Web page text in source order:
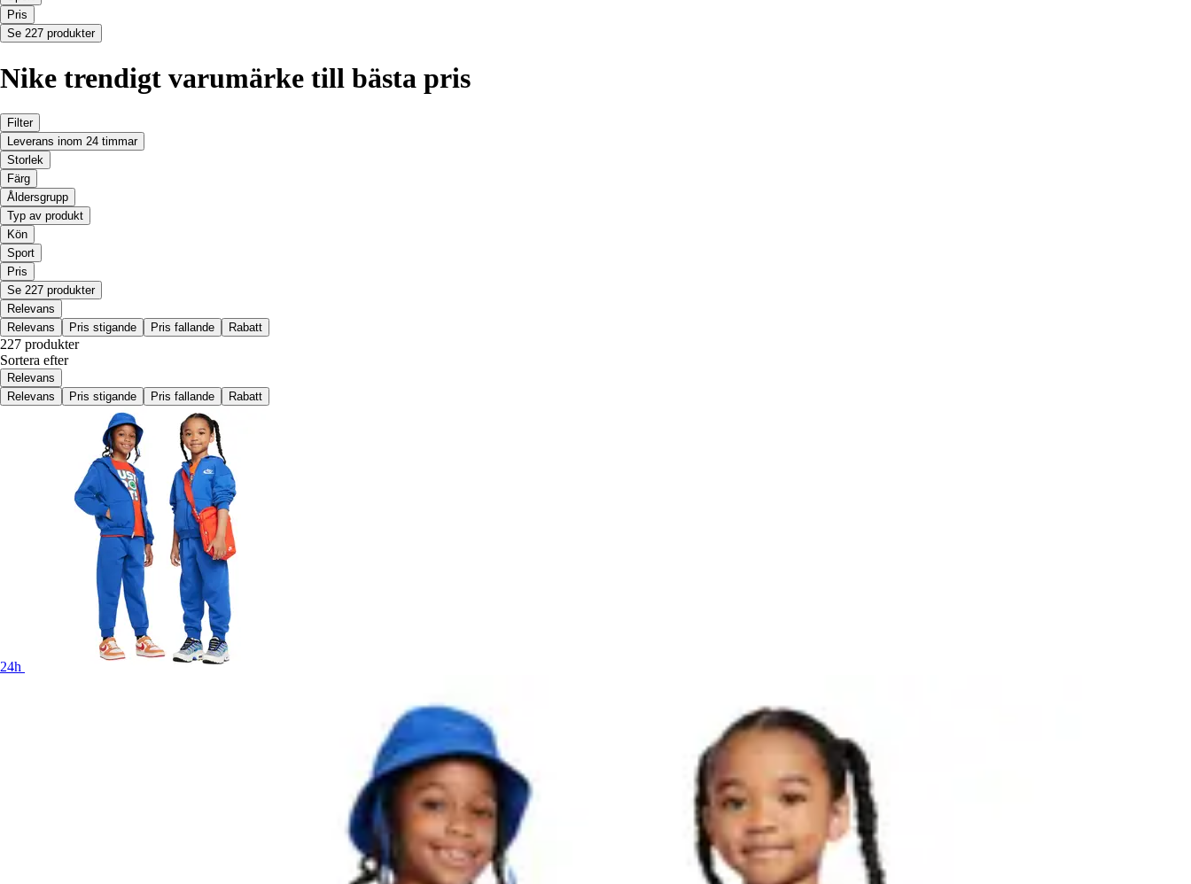
Pris
Se 227 produkter
Nike trendigt varumärke till bästa pris
Filter
Leverans inom 24 timmar
Storlek
Färg
Åldersgrupp
Typ av produkt
Kön
Sport
Pris
Se 227 produkter
Relevans
Relevans
Pris stigande Pris fallande Rabatt
227 produkter
Sortera efter
Relevans
Relevans
Pris stigande Pris fallande Rabatt
24h